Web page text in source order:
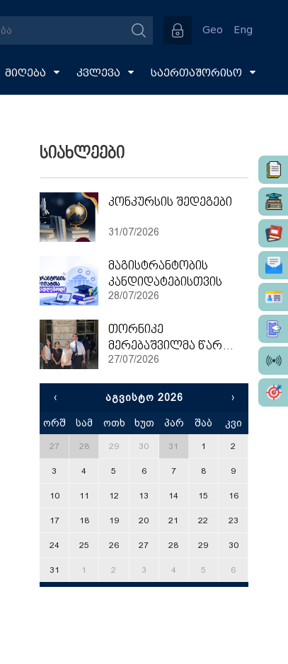
Geo Eng
მიღება კვლევა საერთაშორისო
სიახლეები
კონკურსის შედეგები
31/07/2026
მაგისტრანტობის
კანდიდატებისთვის
28/07/2026
თორნიკე
მერებაშვილმა წარჩინებით დაასრულა ეტვოშ ლორანის უნივერსიტეტის სამაგისტრო პროგრამა
27/07/2026
‹ ᲐᲒᲕᲘᲡᲢᲝ 2026 ›
ორშ სამ ოთხ ხუთ პარ შაბ კვი
27 28 29 30 31 1 2
3 4 5 6 7 8 9
10 11 12 13 14 15 16
17 18 19 20 21 22 23
24 25 26 27 28 29 30
31 1 2 3 4 5 6